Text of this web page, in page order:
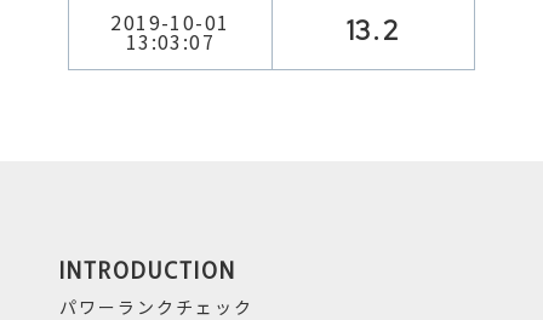
2019-10-01
13:03:07 13.2
INTRODUCTION
パワーランクチェック